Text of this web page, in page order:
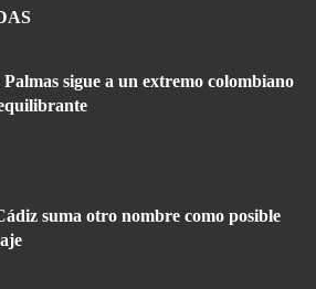
Palmas sigue a un extremo colombiano
suma otro nombre como posible